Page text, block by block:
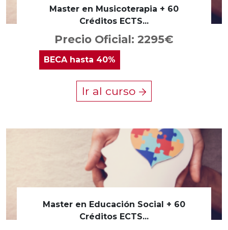
Master en Musicoterapia + 60
Créditos ECTS...
Precio Oficial: 2295€
BECA hasta 40%
Ir al curso
Master en Educación Social + 60
Créditos ECTS...